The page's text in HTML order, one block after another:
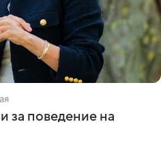
за поведение на